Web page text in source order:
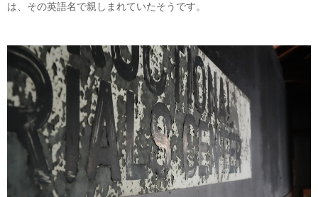
は、その英語名で親しまれていたそうです。